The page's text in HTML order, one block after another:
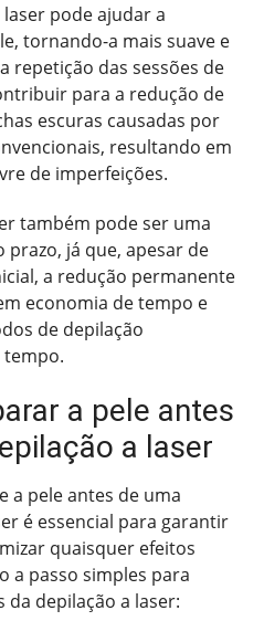
pode ajudar a
tornando-a mais suave e
repetição das sessões de
para a redução de
escuras causadas por
resultando em
de imperfeições.
também pode ser uma
prazo, já que, apesar de
a redução permanente
economia de tempo e
de depilação
a pele antes
a laser
a pele antes de uma
é essencial para garantir
quaisquer efeitos
a passo simples para
da depilação a laser: